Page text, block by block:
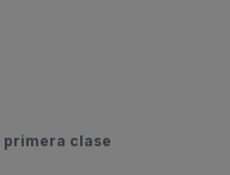
primera clase